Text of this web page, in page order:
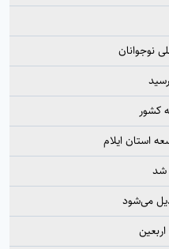
نوجوانان
استان ایلام
شد
می‌شود